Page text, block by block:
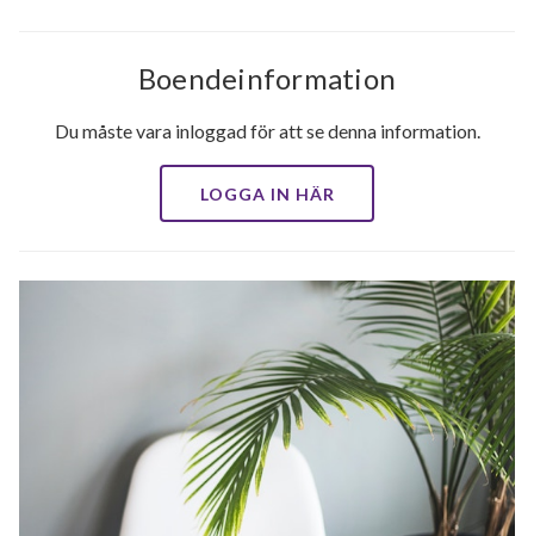
Boendeinformation
Du måste vara inloggad för att se denna information.
LOGGA IN HÄR